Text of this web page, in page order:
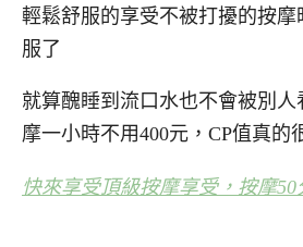
輕鬆舒服的享受不被打擾的按摩
服了
就算醜睡到流口水也不會被別
摩一小時不用400元，CP值真的
快來享受頂級按摩享受，按摩50